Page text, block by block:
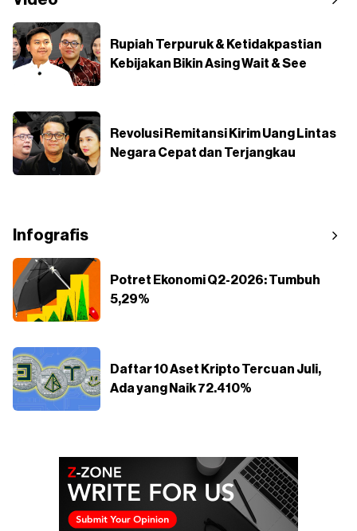
Rupiah Terpuruk & Ketidakpastian
Kebijakan Bikin Asing Wait & See
Revolusi Remitansi Kirim Uang Lintas
Negara Cepat dan Terjangkau
Infografis
Potret Ekonomi Q2-2026: Tumbuh
5,29%
Daftar 10 Aset Kripto Tercuan Juli,
Ada yang Naik 72.410%